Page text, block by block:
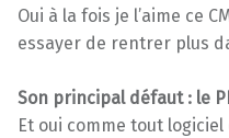
Oui à la fois je l’aime ce
essayer de rentrer plus
Son principal défaut : le
Et oui comme tout